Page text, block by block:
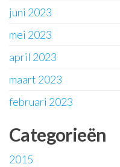
juni 2023
mei 2023
april 2023
maart 2023
februari 2023
Categorieën
2015